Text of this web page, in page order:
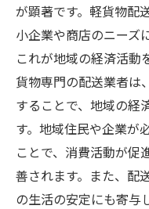
が顕著です。軽貨物配
小企業や商店のニーズ
これが地域の経済活動
貨物専門の配送業者は
することで、地域の経
す。地域住民や企業が
ことで、消費活動が促
善されます。また、配
の生活の安定にも寄与